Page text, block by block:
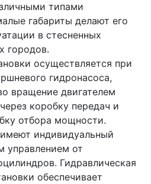
типами
габариты делают его
в стесненных
городов.
осуществляется при
гидронасоса,
вращение двигателем
коробку передач и
отбора мощности.
индивидуальный
управлением от
Гидравлическая
обеспечивает